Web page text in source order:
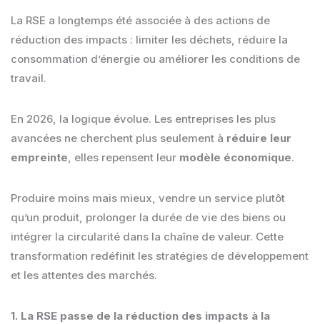
La RSE a longtemps été associée à des actions de
réduction des impacts : limiter les déchets, réduire la
consommation d’énergie ou améliorer les conditions de
travail.
En 2026, la logique évolue. Les entreprises les plus
avancées ne cherchent plus seulement à réduire leur
empreinte, elles repensent leur modèle économique.
Produire moins mais mieux, vendre un service plutôt
qu’un produit, prolonger la durée de vie des biens ou
intégrer la circularité dans la chaîne de valeur. Cette
transformation redéfinit les stratégies de développement
et les attentes des marchés.
1. La RSE passe de la réduction des impacts à la